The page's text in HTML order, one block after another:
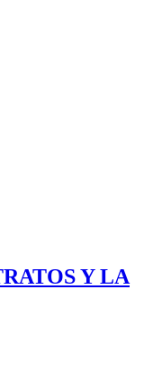
Y LA